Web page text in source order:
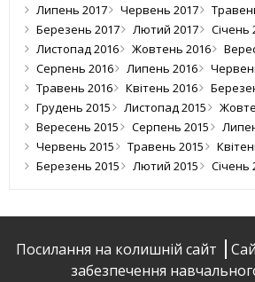
Липень 2017
Червень 2017
Березень 2017
Лютий 2017 Січень
Листопад 2016
Жовтень 2016
Серпень 2016
Липень 2016
Травень 2016
Квітень 2016
Грудень 2015
Листопад 2015
Вересень 2015
Серпень 2015
Червень 2015
Травень 2015
Березень 2015
Лютий 2015 Січень
Посилання на колишній сайт
забезпечення